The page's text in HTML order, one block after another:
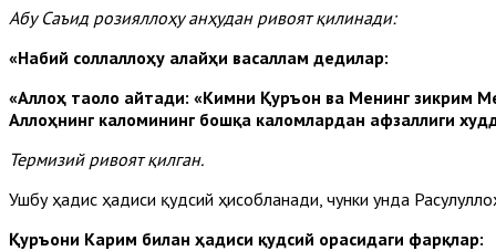
Абу Саъид розияллоҳу анҳудан ривоят қилинади:
«Набий соллаллоҳу алайҳи васаллам дедилар:
«Аллоҳ таоло айтади: «Кимни Қуръон ва Менинг зикрим
Аллоҳнинг каломининг бошқа каломлардан афзаллиги
Термизий ривоят қилган.
Ушбу ҳадис ҳадиси қудсий ҳисобланади, чунки унда
Қуръони Карим билан ҳадиси қудсий орасидаги фарқлар: